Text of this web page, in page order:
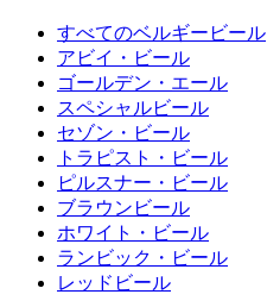
すべてのベルギービール
アビイ・ビール
ゴールデン・エール
スペシャルビール
セゾン・ビール
トラピスト・ビール
ピルスナー・ビール
ブラウンビール
ホワイト・ビール
ランビック・ビール
レッドビール